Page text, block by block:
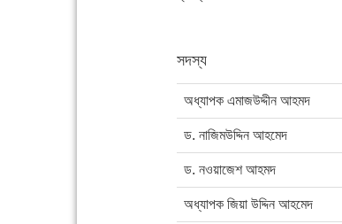
সদস্য
অধ্যাপক এমাজউদ্দীন আহমদ
ড. নাজিমউদ্দিন আহমেদ
ড. নওয়াজেশ আহমদ
অধ্যাপক জিয়া উদ্দিন আহমেদ